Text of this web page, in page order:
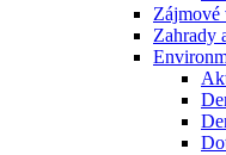
Zájmové
Zahrady